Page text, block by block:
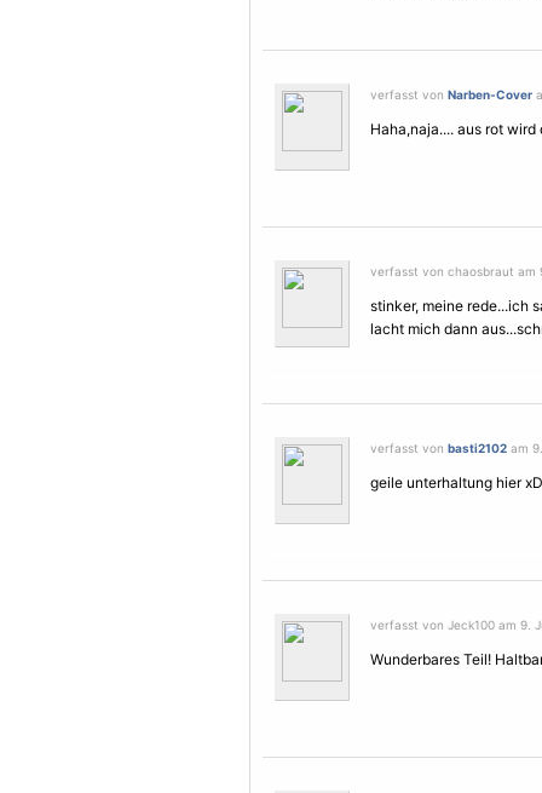
verfasst von Narben-Cover
Haha,naja.... aus rot
verfasst von chaosbraut am
stinker, meine rede...ich
lacht mich dann
verfasst von basti2102 am
geile unterhaltung hier xD
verfasst von Jeck100 am 9.
Wunderbares Teil!